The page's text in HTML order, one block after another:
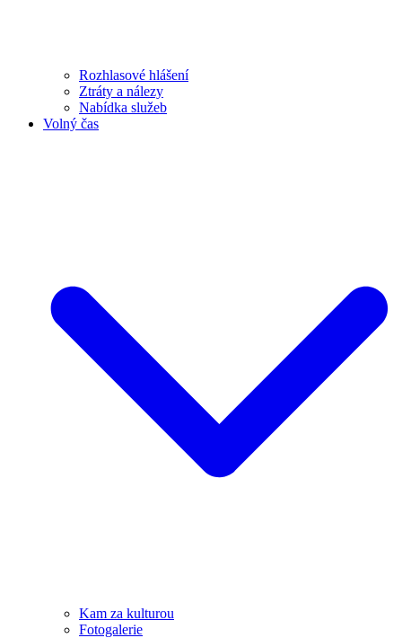
Rozhlasové hlášení
Ztráty a nálezy
Nabídka služeb
Volný čas
Kam za kulturou
Fotogalerie